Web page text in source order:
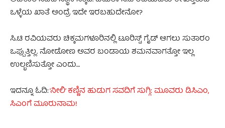
ಒಳ್ಳೆಯ ಖಾತೆ ಅಂದ್ರೆ ಇದೇ ಇರಬಹುದೇನೋ?
ಸಿ.ಟಿ ರವಿಯವರು ಚಿಕ್ಕಮಗಳೂರಿನಲ್ಲಿ ಟೂರಿಸ್ಟ್ ಗೈಡ್ ಆಗಲು ಸುತಾರಂ
ಒಪ್ಪುತ್ತಿಲ್ಲ. ನೋಡೋಣ ಅವರ ಬಂಡಾಯ ಶಮನವಾಗತ್ತೋ ಇಲ್ಲ
ಉಲ್ಭಣಿಸುತ್ತೋ ಎಂದು…
ಇದನ್ನೂ ಓದಿ:‘ನೀಲಿ’ ಕಣ್ಣಿನ ಹುಡುಗ ಸವದಿಗೆ ಸುಗ್ಗಿ: ಮೂವರು ಡಿಸಿಎಂ,
ಸಿಎಂಗೆ ಮೂರುನಾಮ!